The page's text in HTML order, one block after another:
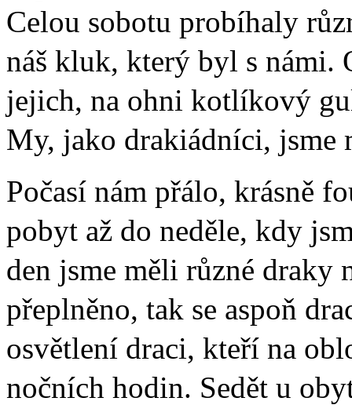
Celou sobotu probíhaly
náš kluk, který byl s námi.
jejich, na ohni kotlíkový
My, jako drakiádníci, jsme
Počasí nám přálo, krásně
pobyt až do neděle, kdy
den jsme měli různé draky
přeplněno, tak se aspoň
osvětlení draci, kteří na
nočních hodin. Sedět u